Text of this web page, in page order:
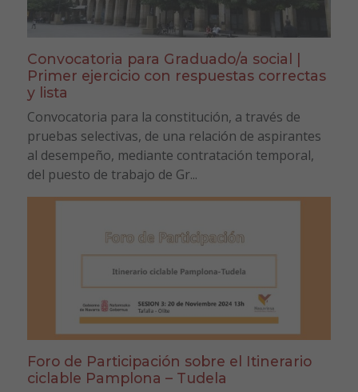
Convocatoria para Graduado/a social |
Primer ejercicio con respuestas correctas
y lista
Convocatoria para la constitución, a través de
pruebas selectivas, de una relación de aspirantes
al desempeño, mediante contratación temporal,
del puesto de trabajo de Gr...
Foro de Participación sobre el Itinerario
ciclable Pamplona – Tudela